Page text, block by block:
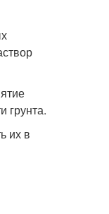
грунта.
их в